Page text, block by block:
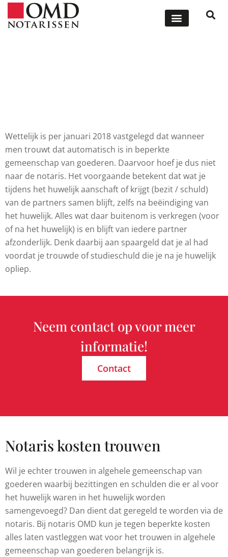
Wettelijk is per januari 2018 vastgelegd dat wanneer
men trouwt dat automatisch is in beperkte
gemeenschap van goederen. Daarvoor hoef je dus niet
naar de notaris. Het voorgaande betekent dat wat je
tijdens het huwelijk aanschaft of krijgt (bezit / schuld)
van de partners samen blijft, zelfs na beëindiging van
het huwelijk. Alles wat daar buitenom is verkregen (voor
of na het huwelijk) is en blijft van iedere partner
afzonderlijk. Denk daarbij aan spaargeld dat je al had
voordat je trouwde of studieschuld die je na je huwelijk
opliep.
Neem contact op voor meer
informatie!
Contact
Notaris kosten trouwen
Wil je echter trouwen in algehele gemeenschap van
goederen waarbij bezittingen en schulden die er al voor
het huwelijk waren in het huwelijk worden
samengevoegd? Dan dient dat geregeld te worden via de
notaris. Bij notaris OMD kun je tegen beperkte kosten
alles laten vastleggen wat voor het trouwen in algehele
gemeenschap van goederen belangrijk is.